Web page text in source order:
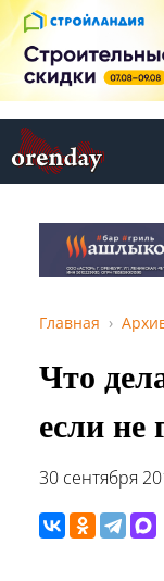
Главная
Что
если не
30 сентября